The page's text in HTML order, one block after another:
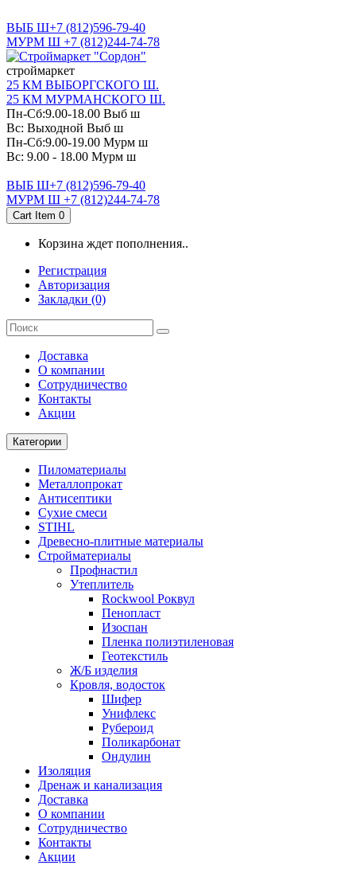
ВЫБ Ш+7 (812)596-79-40
МУРМ Ш +7 (812)244-74-78
cтроймаркет
25 КМ ВЫБОРГСКОГО Ш.
25 КМ МУРМАНСКОГО Ш.
Пн-Сб:9.00-18.00 Выб ш
Вс: Выходной Выб ш
Пн-Сб:9.00-19.00 Мурм ш
Вс: 9.00 - 18.00 Мурм ш
ВЫБ Ш+7 (812)596-79-40
МУРМ Ш +7 (812)244-74-78
Cart Item 0
Корзина ждет пополнения..
Регистрация
Авторизация
Закладки (0)
Доставка
О компании
Cотрудничество
Контакты
Акции
Категории
Пиломатериалы
Металлопрокат
Антисептики
Сухие смеси
STIHL
Древесно-плитные материалы
Стройматериалы
Профнастил
Утеплитель
Rockwool Роквул
Пенопласт
Изоспан
Пленка полиэтиленовая
Геотекстиль
Ж/Б изделия
Кровля, водосток
Шифер
Унифлекс
Рубероид
Поликарбонат
Ондулин
Изоляция
Дренаж и канализация
Доставка
О компании
Cотрудничество
Контакты
Акции